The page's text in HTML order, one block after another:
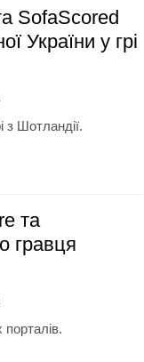
SofaScored
України у грі
з Шотландії.
та
гравця